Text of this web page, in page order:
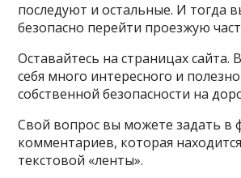
последуют и остальные. И тогда
безопасно перейти проезжую
Оставайтесь на страницах сайта.
себя много интересного и
собственной безопасности на
Свой вопрос вы можете задать в
комментариев, которая
текстовой «ленты».